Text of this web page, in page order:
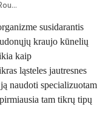
Aminolevulinic Acid Oral Route
susidarantis
kraujo kūnelių
kaip
ląsteles jautresnes
naudoti specializuotam
tam tikrų tipų